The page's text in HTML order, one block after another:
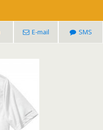
E-mail SMS